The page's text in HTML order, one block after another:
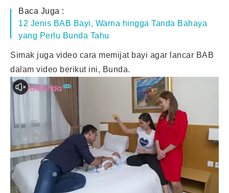
Baca Juga :
12 Jenis BAB Bayi, Warna hingga Tanda Bahaya
yang Perlu Bunda Tahu
Simak juga video cara memijat bayi agar lancar BAB
dalam video berikut ini, Bunda.